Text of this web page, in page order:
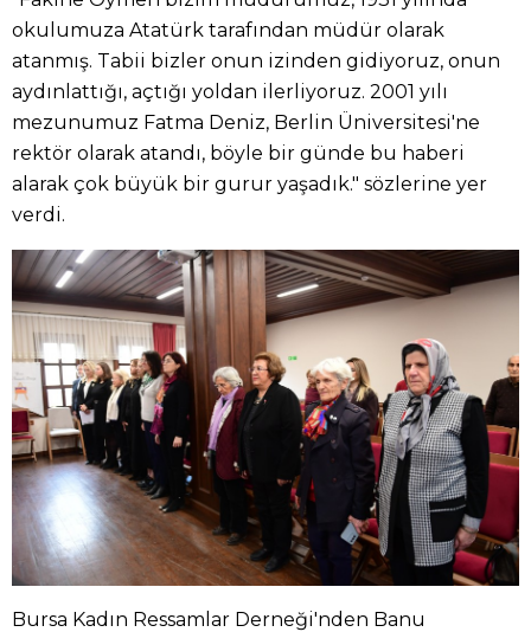
okulumuza Atatürk tarafından müdür olarak
atanmış. Tabii bizler onun izinden gidiyoruz, onun
aydınlattığı, açtığı yoldan ilerliyoruz. 2001 yılı
mezunumuz Fatma Deniz, Berlin Üniversitesi'ne
rektör olarak atandı, böyle bir günde bu haberi
alarak çok büyük bir gurur yaşadık." sözlerine yer
verdi.
Bursa Kadın Ressamlar Derneği'nden Banu